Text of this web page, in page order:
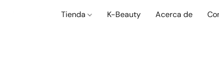
Tienda K-Beauty Acerca de